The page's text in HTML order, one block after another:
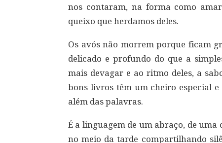
nos contaram, na forma como
queixo que herdamos deles.
Os avós não morrem porque ficam
delicado e profundo do que a
mais devagar e ao ritmo deles, a
bons livros têm um cheiro especial
além das palavras.
É a linguagem de um abraço, de
no meio da tarde compartilhando